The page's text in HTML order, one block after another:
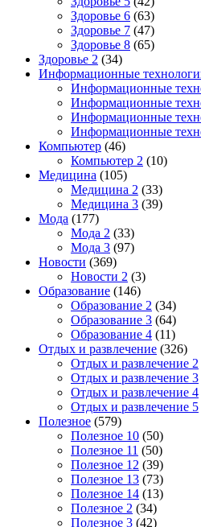
Здоровье 6 (63)
Здоровье 7 (47)
Здоровье 8 (65)
Здоровье 2 (34)
Информационные
Информационные
Информационные
Информационные
Информационные
Компьютер (46)
Компьютер 2 (10)
Медицина (105)
Медицина 2 (33)
Медицина 3 (39)
Мода (177)
Мода 2 (33)
Мода 3 (97)
Новости (369)
Новости 2 (3)
Образование (146)
Образование 2 (34)
Образование 3 (64)
Образование 4 (11)
Отдых и развлечение (326)
Отдых и развлечение 2
Отдых и развлечение 3
Отдых и развлечение 4
Отдых и развлечение 5
Полезное (579)
Полезное 10 (50)
Полезное 11 (50)
Полезное 12 (39)
Полезное 13 (73)
Полезное 14 (13)
Полезное 2 (34)
Полезное 3 (42)